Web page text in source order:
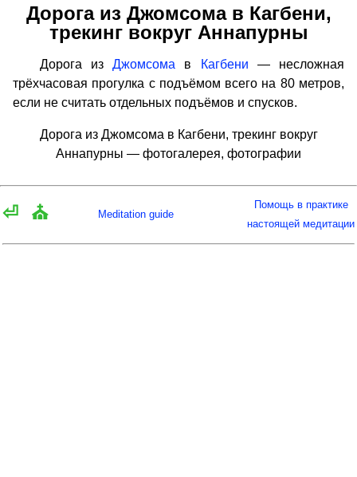
Дорога из Джомсома в Кагбени,
трекинг вокруг Аннапурны
Дорога изДжомсома в Кагбени — несложная
трёхчасовая прогулка с подъёмом всего на 80 метров,
если не считать отдельных подъёмов и спусков.
Дорога из Джомсома в Кагбени, трекинг вокруг
Аннапурны — фотогалерея, фотографии
⏎ ⛪ Meditation guide
Помощь в практике
настоящей медитации